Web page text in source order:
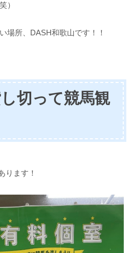
）
場所、DASH和歌山です！！
切って競馬観
ります！